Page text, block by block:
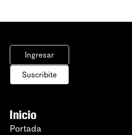
Ingresar
Suscribite
Inicio
Portada